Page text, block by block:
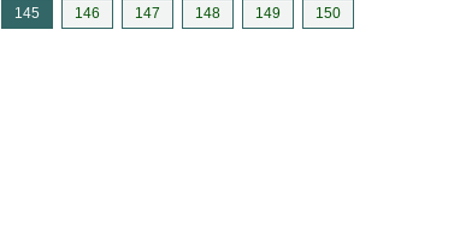
145 146 147 148 149 150